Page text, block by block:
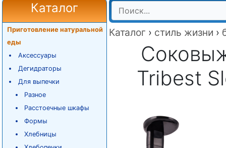
Каталог
Приготовление натуральной
еды
Аксессуары
Дегидраторы
Для выпечки
Разное
Расстоечные шкафы
Формы
Хлебницы
Каталог › стиль жизни ›
Tribest